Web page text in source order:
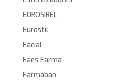
EUROSIREL
Eurostil
Facial
Faes Farma
Farmaban